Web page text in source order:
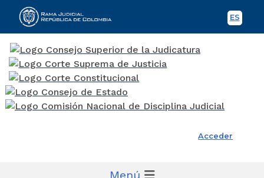
ES
Rama Judicial
Acceder
Menú